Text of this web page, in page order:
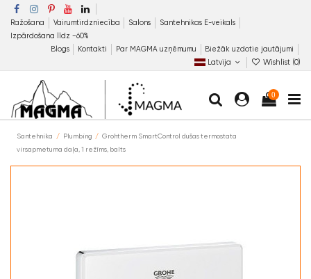
Ražošana Vairumtirdzniecība Salons
Santehnikas E-veikals
Izpārdošana līdz −60%
Blogs
Kontakti Par MAGMA uzņēmumu
Biežāk uzdotie jautājumi
Latvija
Wishlist (0)
0
Santehnika Plumbing
Grohtherm SmartControl dušas termostata
virsapmetuma daļa, 1 režīms, balts